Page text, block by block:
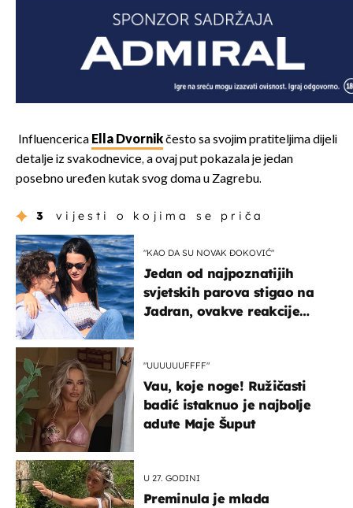
Influencerica Ella Dvornikčesto sa svojim pratiteljima dijeli
detalje iz svakodnevice, a ovaj put pokazala je jedan
posebno uređen kutak svog doma u Zagrebu.
3 vijesti o kojima se priča
"KAO DA SU NOVAK ĐOKOVIĆ"
Jedan od najpoznatijih
svjetskih parova stigao na
Jadran, ovakve reakcije
"UUUUUUFFFF"
Vau, koje noge! Ružičasti
badić istaknuo je najbolje
adute Maje Šuput
U 27. GODINI
Preminula je mlada